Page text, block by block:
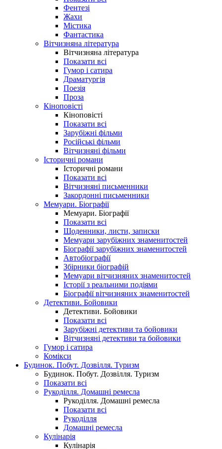
Фентезі
Жахи
Містика
Фантастика
Вітчизняна література
Вітчизняна література
Показати всі
Гумор і сатира
Драматургія
Поезія
Проза
Кіноповісті
Кіноповісті
Показати всі
Зарубіжні фільми
Російські фільми
Вітчизняні фільми
Історичні романи
Історичні романи
Показати всі
Вітчизняні письменники
Закордонні письменники
Мемуари. Біографії
Мемуари. Біографії
Показати всі
Щоденники, листи, записки
Мемуари зарубіжних знаменитостей
Біографії зарубіжних знаменитостей
Автобіографії
Збірники біографій
Мемуари вітчизняних знаменитостей
Історії з реальними подіями
Біографії вітчизняних знаменитостей
Детективи. Бойовики
Детективи. Бойовики
Показати всі
Зарубіжні детективи та бойовики
Вітчизняні детективи та бойовики
Гумор і сатира
Комікси
Будинок. Побут. Дозвілля. Туризм
Будинок. Побут. Дозвілля. Туризм
Показати всі
Рукоділля. Домашні ремесла
Рукоділля. Домашні ремесла
Показати всі
Рукоділля
Домашні ремесла
Кулінарія
Кулінарія